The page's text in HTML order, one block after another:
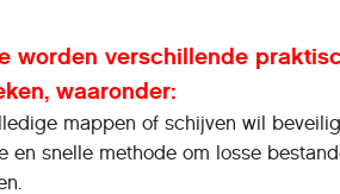
worden verschillende
waaronder:
mappen of schijven wil
en snelle methode om losse